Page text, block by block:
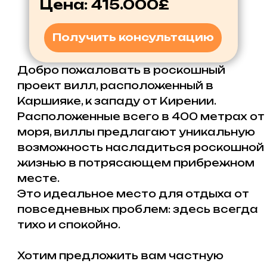
месте.
повседневных проблем: здесь всегда
тихо и спокойно.
Хотим предложить вам частную
двухэтажную виллу с четырьмя
спальнями площадью 245 кв.м.. и
бассейном 38 кв.м. спроектирована
так, чтобы у вас было свободное
пространство в гостиной, простор в
спальнях и прекрасный вид из
панорамных окон вашего дома. А
участок 380 кв.м. с бассейном и зоной
барбекю предоставит возможность
воздухе круглый год, будь то купание в
бассейне в жаркий летний день или
отдых на террасе с книгой и чашечкой
кофе прохладным зимним утром.
Вилла оснащена системами
кондиционирования воздуха (VRF и
VRV). С виллы открывается вид на